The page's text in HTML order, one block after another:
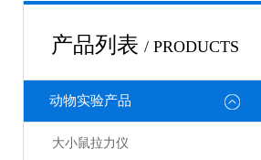
产品列表 / PRODUCTS
动物实验产品
大小鼠拉力仪